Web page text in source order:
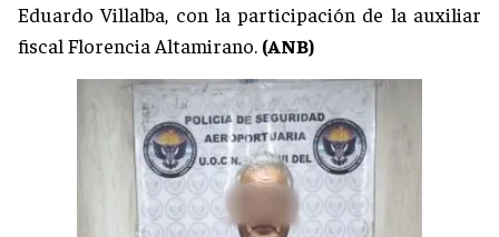
Eduardo Villalba, con la participación de la auxiliar
fiscal Florencia Altamirano. (ANB)